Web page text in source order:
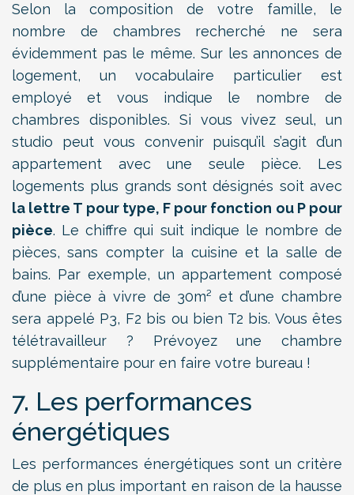
Selon la composition de votre famille, le
nombre de chambres recherché ne sera
évidemment pas le même. Sur les annonces de
logement, un vocabulaire particulier est
employé et vous indique le nombre de
chambres disponibles. Si vous vivez seul, un
studio peut vous convenir puisqu’il s’agit d’un
appartement avec une seule pièce. Les
logements plus grands sont désignés soit avec
la lettre T pour type, F pour fonction ou P pour
pièce. Le chiffre qui suit indique le nombre de
pièces, sans compter la cuisine et la salle de
bains. Par exemple, un appartement composé
d’une pièce à vivre de 30m² et d’une chambre
sera appelé P3, F2 bis ou bien T2 bis. Vous êtes
télétravailleur ? Prévoyez une chambre
supplémentaire pour en faire votre bureau !
7. Les performances
énergétiques
Les performances énergétiques sont un critère
de plus en plus important en raison de la hausse